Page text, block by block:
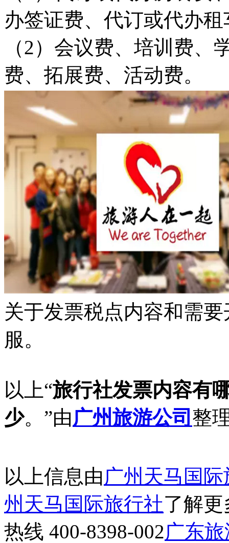
办签证费、代订或代办
（2）会议费、培训费
费、拓展费、活动费。
关于发票税点内容和需
服。
以上“旅行社发票内容有
少。 ”由广州旅游公司 整
以上信息由广州天马国
州天马国际旅行社了解
热线 400-8398-002广东